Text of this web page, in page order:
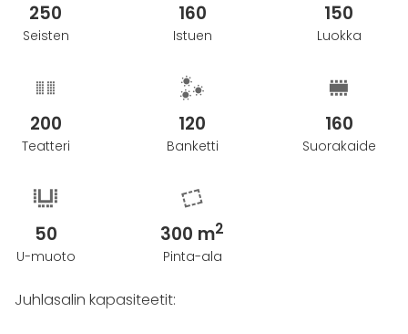
250
Seisten
160
Istuen
150
Luokka
200
Teatteri
120
Banketti
160
Suorakaide
50
U-muoto
300 m2
Pinta-ala
Juhlasalin kapasiteetit: